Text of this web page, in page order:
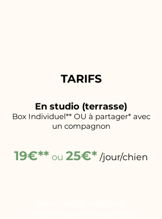
TARIFS
En studio (terrasse)
Box Individuel** OU à partager* avec
un compagnon
19€** ou 25€* /jour/chien